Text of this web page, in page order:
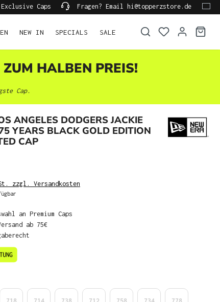
Caps Fragen? Email hi@topperzstore.de
NEW IN SPECIALS SALE
HALBEN PREIS!
Cap.
ANGELES DODGERS JACKIE
YEARS BLACK GOLD EDITION
CAP
zzgl. Versandkosten
an Premium Caps
ab 75€